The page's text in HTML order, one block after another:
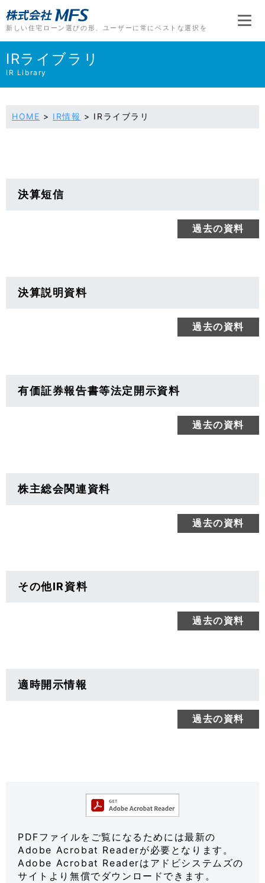
新しい住宅ローン選びの形、 ユーザーに常にベストな選択を
IRライブラリ
IR Library
HOME > IR情報 > IRライブラリ
決算短信
過去の資料
決算説明資料
過去の資料
有価証券報告書等法定開示資料
過去の資料
株主総会関連資料
過去の資料
その他IR資料
過去の資料
適時開示情報
過去の資料
PDFファイルをご覧になるためには最新の
Adobe Acrobat Readerが必要となります。
Adobe Acrobat Readerはアドビシステムズの
サイトより無償でダウンロードできます。